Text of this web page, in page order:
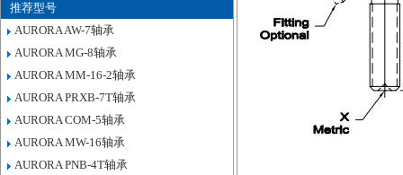
推荐型号
AURORA AW-7轴承
AURORA MG-8轴承
AURORA MM-16-2轴承
AURORA PRXB-7T轴承
AURORA COM-5轴承
AURORA MW-16轴承
AURORA PNB-4T轴承